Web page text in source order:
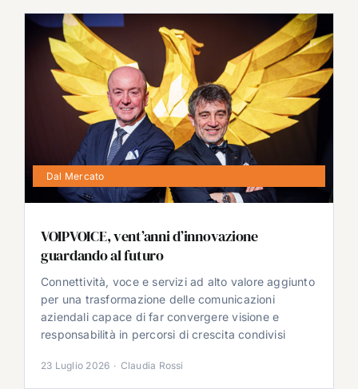
Dal Mercato
VOIPVOICE, vent’anni d’innovazione
guardando al futuro
Connettività, voce e servizi ad alto valore aggiunto
per una trasformazione delle comunicazioni
aziendali capace di far convergere visione e
responsabilità in percorsi di crescita condivisi
23 Luglio 2026 · Claudia Rossi